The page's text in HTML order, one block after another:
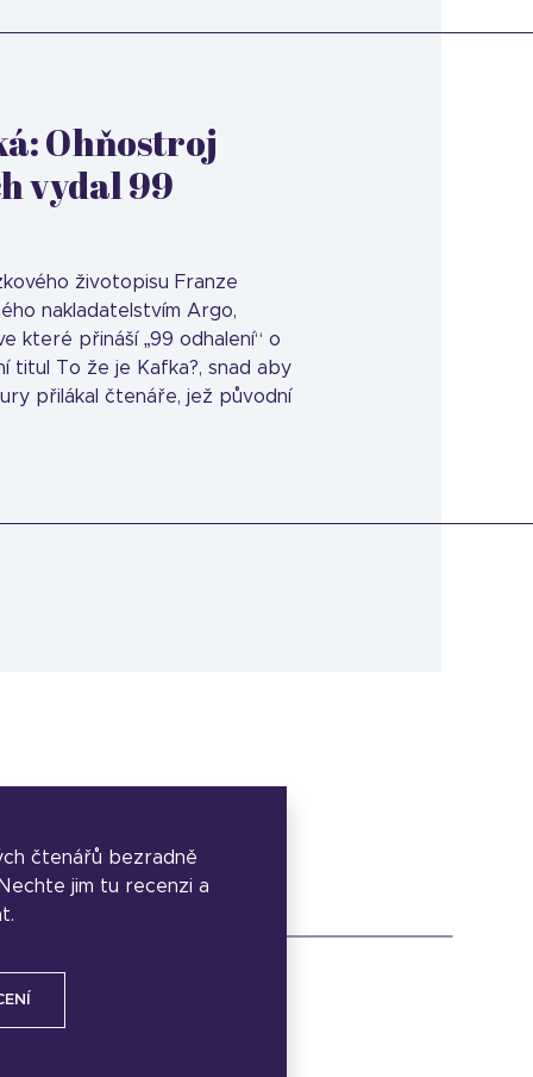
Ohňostroj
vydal 99
životopisu Franze
nakladatelstvím Argo,
které přináší „99 odhalení“ o
titul To že je Kafka?, snad aby
přilákal čtenáře, jež původní
čtenářů bezradně
jim tu recenzi a